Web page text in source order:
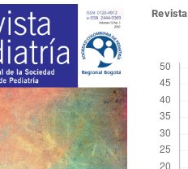
del